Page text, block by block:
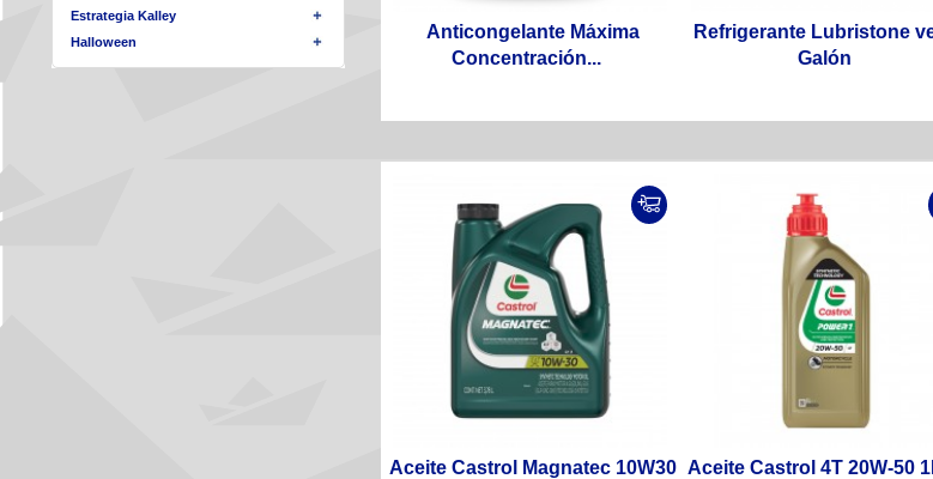
Estrategia Kalley
Halloween
Anticongelante Máxima
Concentración...
Refrigerante Lubristone
Galón
Aceite Castrol Magnatec 10W30 Aceite Castrol 4T 20W-50